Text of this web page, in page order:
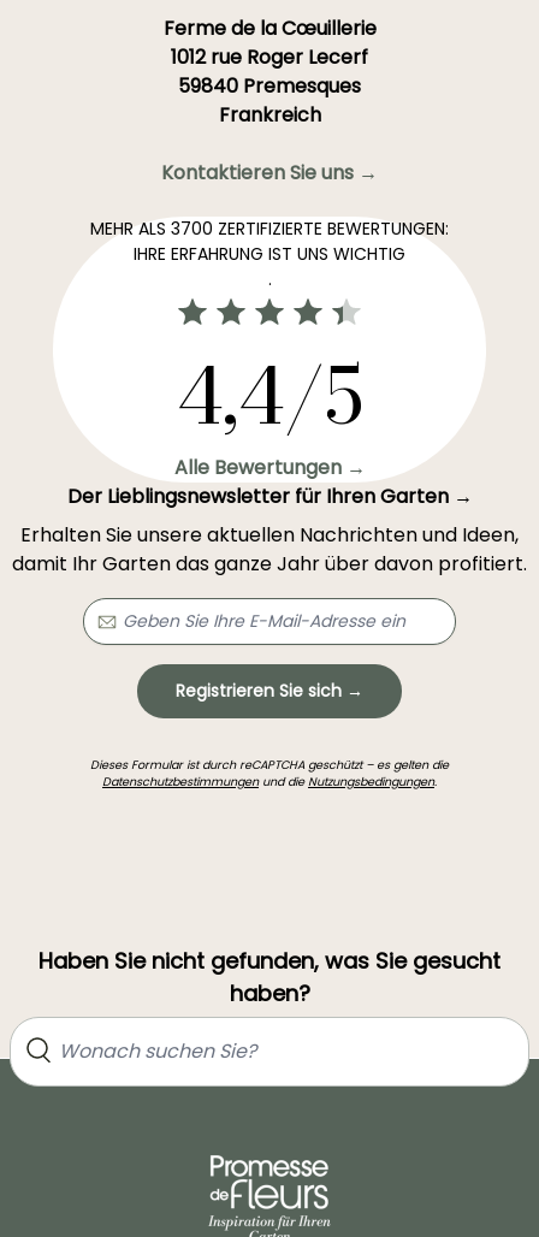
Ferme de la Cœuillerie
1012 rue Roger Lecerf
59840 Premesques
Frankreich
Kontaktieren Sie uns →
MEHR ALS 3700 ZERTIFIZIERTE BEWERTUNGEN:
IHRE ERFAHRUNG IST UNS WICHTIG
.
4,4/5
Alle Bewertungen →
Der Lieblingsnewsletter für Ihren Garten →
Erhalten Sie unsere aktuellen Nachrichten und Ideen,
damit Ihr Garten das ganze Jahr über davon profitiert.
Registrieren Sie sich →
Dieses Formular ist durch reCAPTCHA geschützt – es gelten die
Datenschutzbestimmungenund dieNutzungsbedingungen.
Haben Sie nicht gefunden, was Sie gesucht
haben?